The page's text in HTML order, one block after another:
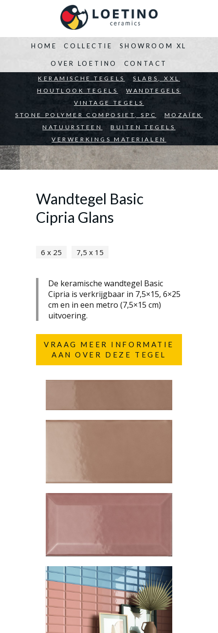
HOME
BEDRIJVEN ARCHITECTEN PARTICULIEREN
COLLECTIE
KERAMISCHE TEGELS
SLABS, XXL
HOUTLOOK TEGELS
WANDTEGELS
VINTAGE TEGELS
STONE POLYMER COMPOSIET, SPC
MOZAÏEK
NATUURSTEEN
BUITEN TEGELS
VERWERKINGS MATERIALEN
SHOWROOM XL
OVER LOETINO CONTACT
Wandtegel Basic
Cipria Glans
6 x 25 7,5 x 15
De keramische wandtegel Basic
Cipria is verkrijgbaar in 7,5×15, 6×25
cm en in een metro (7,5×15 cm)
uitvoering.
VRAAG MEER INFORMATIE
AAN OVER DEZE TEGEL